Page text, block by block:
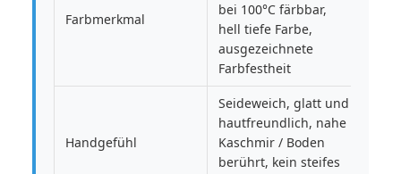
Farbmerkmal
bei 100°C färbbar,
hell tiefe Farbe,
ausgezeichnete
Farbfestheit
Handgefühl
Seideweich, glatt und
hautfreundlich, nahe
Kaschmir / Boden
berührt, kein steifes